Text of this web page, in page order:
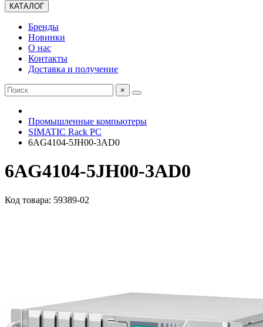
КАТАЛОГ
Бренды
Новинки
О нас
Контакты
Доставка и получение
×
Промышленные компьютеры
SIMATIC Rack PC
6AG4104-5JH00-3AD0
6AG4104-5JH00-3AD0
Код товара: 59389-02